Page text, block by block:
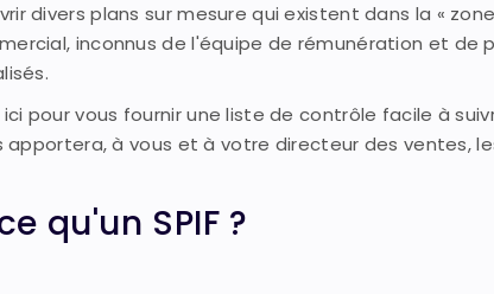
divers plans sur mesure qui existent dans la «
inconnus de l'équipe de rémunération et de
pour vous fournir une liste de contrôle facile à
apportera, à vous et à votre directeur des ventes,
qu'un SPIF ?